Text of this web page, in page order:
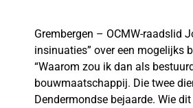
Grembergen – OCMW-raadslid
insinuaties” over een mogelijks
“Waarom zou ik dan als
bouwmaatschappij. Die twee
Dendermondse bejaarde. Wie